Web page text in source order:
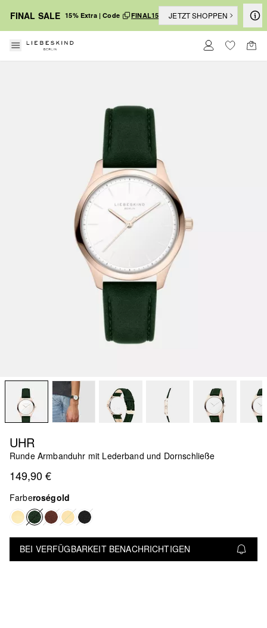
FINAL SALE 15% Extra | Code FINAL15 JETZT SHOPPEN
UHR
Runde Armbanduhr mit Lederband und Dornschließe
149,90 €
Farberoségold
BEI VERFÜGBARKEIT BENACHRICHTIGEN